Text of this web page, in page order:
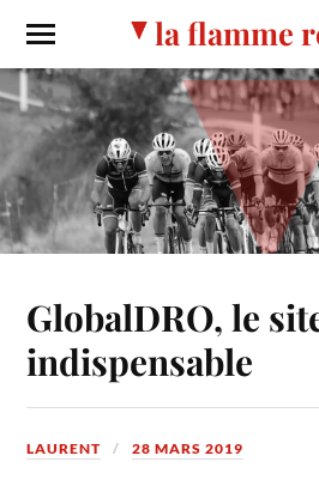
la flamme
GlobalDRO, le
indispensable
LAURENT 28 MARS 2019